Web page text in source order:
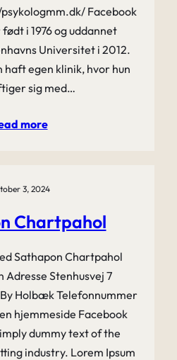
Facebook
i 1976 og uddannet
Universitet i 2012.
haft egen klinik, hvor hun
sig med…
more
3, 2024
Chartpahol
Sathapon Chartpahol
Adresse Stenhusvej 7
Holbæk Telefonnummer
hjemmeside Facebook
dummy text of the
industry. Lorem Ipsum